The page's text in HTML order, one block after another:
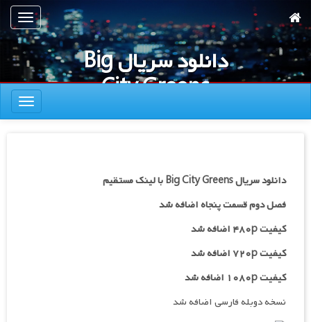
به
محتوای
اصلی
ناوبری
دانلود سریال Big
City Greens
ناوبری
دانلود سریال Big City Greens با لینک مستقیم
فصل دوم قسمت پنجاه اضافه شد
کیفیت ۴۸۰p اضافه شد
کیفیت ۷۲۰p
اضافه شد
کیفیت ۱۰۸۰p اضافه شد
نسخه دوبله فارسی اضافه شد